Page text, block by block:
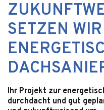
SETZEN
Ihr Projekt zur
durchdacht und gut